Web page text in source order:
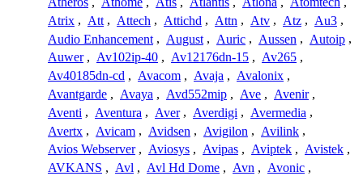
Atrix , Att , Attech , Attichd , Attn , Atv , Atz , Au3 ,
Audio Enhancement , August , Auric , Aussen , Autoip ,
Auwer , Av102ip-40 , Av12176dn-15 , Av265 ,
Av40185dn-cd , Avacom , Avaja , Avalonix ,
Avantgarde , Avaya , Avd552mip , Ave , Avenir ,
Aventi , Aventura , Aver , Averdigi , Avermedia ,
Avertx , Avicam , Avidsen , Avigilon , Avilink ,
Avios Webserver , Aviosys , Avipas , Aviptek , Avistek ,
AVKANS , Avl , Avl Hd Dome , Avn , Avonic ,